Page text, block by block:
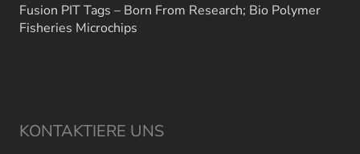
Fusion PIT Tags – Born From Research; Bio Polymer
Fisheries Microchips
KONTAKTIERE UNS